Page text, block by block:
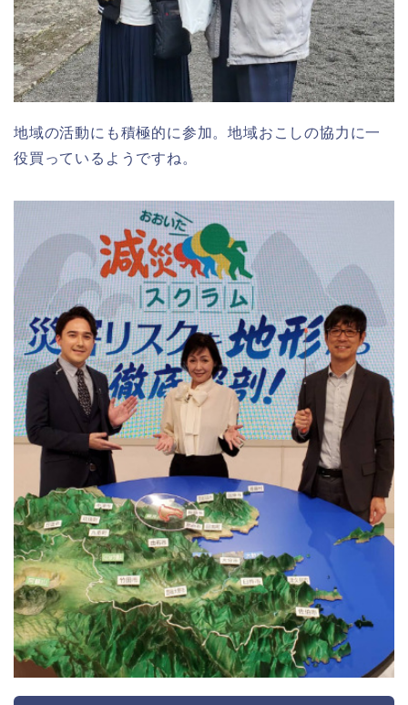
地域の活動にも積極的に参加。地域おこしの協力に一
役買っているようですね。